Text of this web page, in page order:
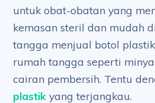
untuk obat-obatan yang
kemasan steril dan mudah
tangga menjual botol
rumah tangga seperti
cairan pembersih. Tentu
plastik yang terjangkau.